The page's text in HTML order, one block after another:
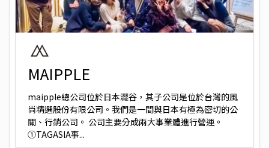
MAIPPLE
maipple總公司位於日本澀谷，其子公司是位於台灣的風
尚精選股份有限公司。我們是一間與日本有極為密切的公
關、行銷公司。 公司主要分成兩大事業體進行營運。
①TAGASIA事...